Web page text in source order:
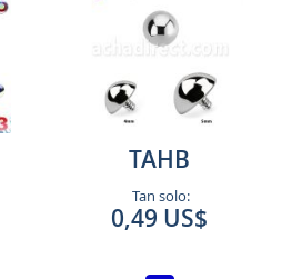
TAHB
Tan solo:
0,49 US$